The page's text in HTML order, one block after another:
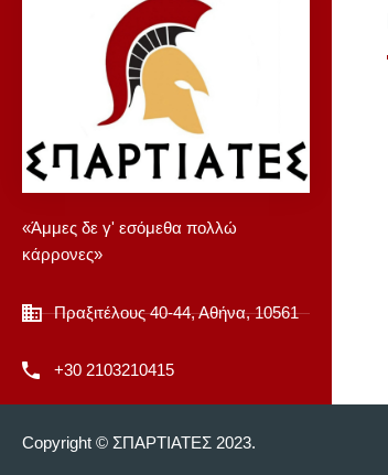
«Άμμες δε γ' εσόμεθα πολλώ
κάρρονες»
Πραξιτέλους 40-44, Αθήνα, 10561
+30 2103210415
Copyright © ΣΠΑΡΤΙΑΤΕΣ 2023.